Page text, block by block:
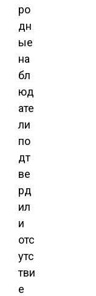
ро
дн
ые
на
бл
юд
ате
ли
по
дт
ве
рд
ил
и
отс
утс
тви
е